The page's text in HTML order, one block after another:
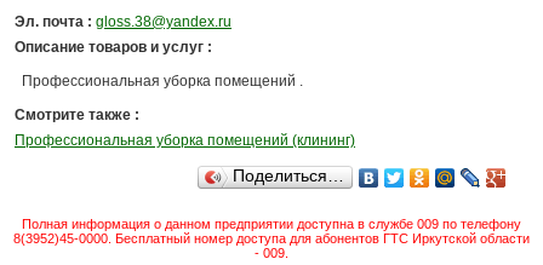
Эл. почта : gloss.38@yandex.ru
Описание товаров и услуг :
Профессиональная уборка помещений .
Смотрите также :
Профессиональная уборка помещений (клининг)
Поделиться…
Полная информация о данном предприятии доступна в службе 009 по телефону
8(3952)45-0000. Бесплатный номер доступа для абонентов ГТС Иркутской области
- 009.